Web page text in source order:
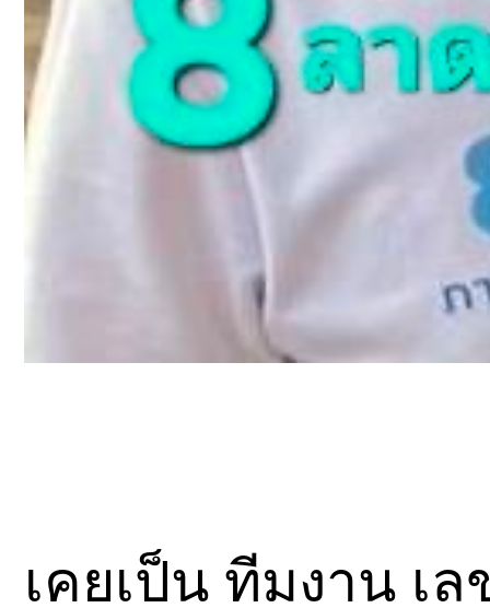
เคยเป็น ทีมงาน เ